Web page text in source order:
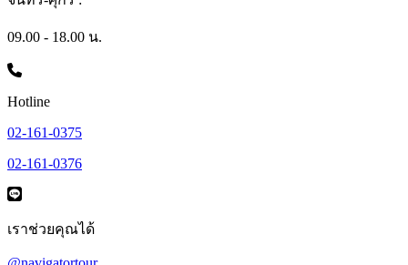
09.00 - 18.00 น.
Hotline
02-161-0375
02-161-0376
เราช่วยคุณได้